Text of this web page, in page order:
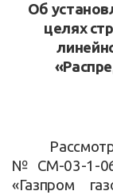
Об
целях
№СМ-03-1-
«Газпром